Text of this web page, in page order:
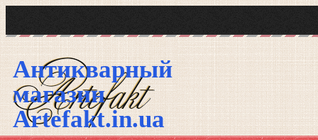
Антикварный
магазин
Artefakt.in.ua